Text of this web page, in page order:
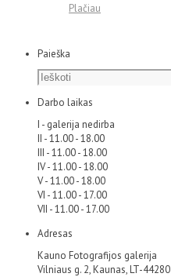
Plačiau
Paieška
Darbo laikas
I - galerija nedirba
II - 11.00 - 18.00
III - 11.00 - 18.00
IV - 11.00 - 18.00
V - 11.00 - 18.00
VI - 11.00 - 17.00
VII - 11.00 - 17.00
Adresas
Kauno Fotografijos galerija
Vilniaus g. 2, Kaunas, LT-44280